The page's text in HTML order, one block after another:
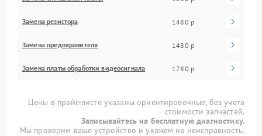
Замена резистора 1480 р
Замена предохранителя 1480 р
Замена платы обработки видеосигнала 1780 р
Цены в прайс-листе указаны ориентировочные, без учета
стоимости запчастей.
Записывайтесь на бесплатную диагностику.
Мы проверим ваше устройство и укажем на неисправность.